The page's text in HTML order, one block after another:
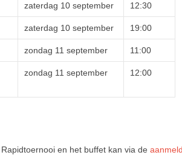
zaterdag 10 september 12:30
zaterdag 10 september 19:00
zondag 11 september 11:00
zondag 11 september 12:00
en het buffet kan via de